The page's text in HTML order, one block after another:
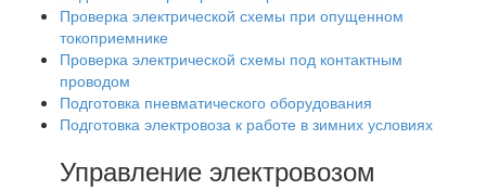
Проверка электрической схемы при опущенном
токоприемнике
Проверка электрической схемы под контактным
проводом
Подготовка пневматического оборудования
Подготовка электровоза к работе в зимних условиях
Управление электровозом